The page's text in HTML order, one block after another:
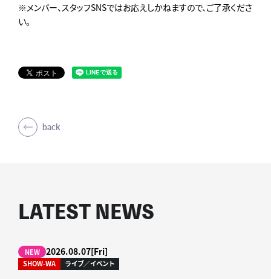
※メンバー、スタッフSNSではお応えしかねますので、ご了承くださ
い。
back
LATEST NEWS
NEW 2026.08.07[Fri]
SHOW-WA ライブ／イベント